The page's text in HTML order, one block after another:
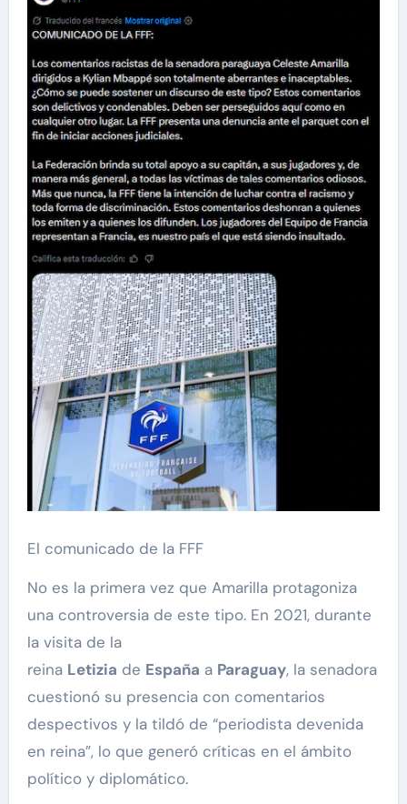
El comunicado de la FFF
No es la primera vez que Amarilla protagoniza
una controversia de este tipo. En 2021, durante
la visita de la
reina Letizia de España a Paraguay, la senadora
cuestionó su presencia con comentarios
despectivos y la tildó de “periodista devenida
en reina”, lo que generó críticas en el ámbito
político y diplomático.